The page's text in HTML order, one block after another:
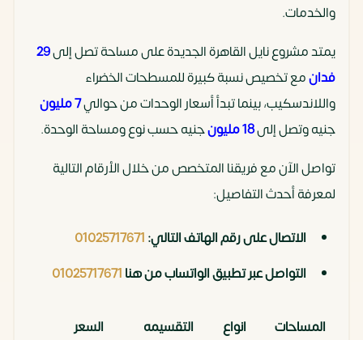
والخدمات.
يمتد مشروع نايل القاهرة الجديدة على مساحة تصل إلى29
فدانمع تخصيص نسبة كبيرة للمسطحات الخضراء
واللاندسكيب، بينما تبدأ أسعار الوحدات من حوالي7 مليون
جنيه وتصل إلى18 مليون
جنيه حسب نوع ومساحة الوحدة.
تواصل الآن مع فريقنا المتخصص من خلال الأرقام التالية
لمعرفة أحدث التفاصيل:
الاتصال على رقم الهاتف التالي:01025717671
التواصل عبر تطبيق الواتساب من هنا01025717671
المساحات
انواع
التقسيمه السعر